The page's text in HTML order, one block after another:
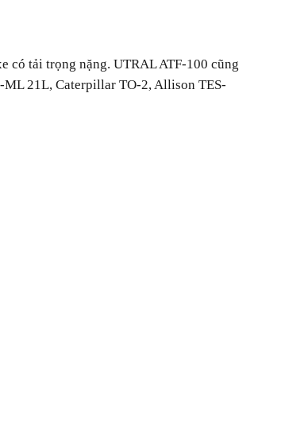
có tải trọng nặng. UTRAL ATF-100 cũng
21L, Caterpillar TO-2, Allison TES-